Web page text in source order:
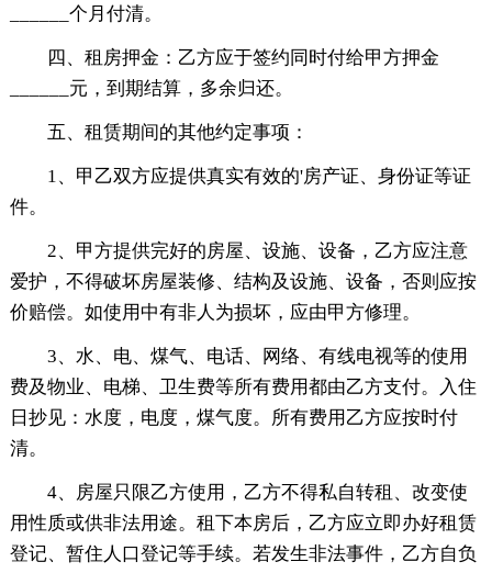
______个月付清。
四、租房押金：乙方应于签约同时付给甲方押金
______元，到期结算，多余归还。
五、租赁期间的其他约定事项：
1、甲乙双方应提供真实有效的'房产证、身份证等证
件。
2、甲方提供完好的房屋、设施、设备，乙方应注意
爱护，不得破坏房屋装修、结构及设施、设备，否则应按
价赔偿。如使用中有非人为损坏，应由甲方修理。
3、水、电、煤气、电话、网络、有线电视等的使用
费及物业、电梯、卫生费等所有费用都由乙方支付。入住
日抄见：水度，电度，煤气度。所有费用乙方应按时付
清。
4、房屋只限乙方使用，乙方不得私自转租、改变使
用性质或供非法用途。租下本房后，乙方应立即办好租赁
登记、暂住人口登记等手续。若发生非法事件，乙方自负